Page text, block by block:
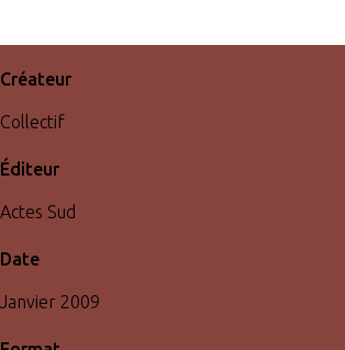
Créateur
Collectif
Éditeur
Actes Sud
Date
Janvier 2009